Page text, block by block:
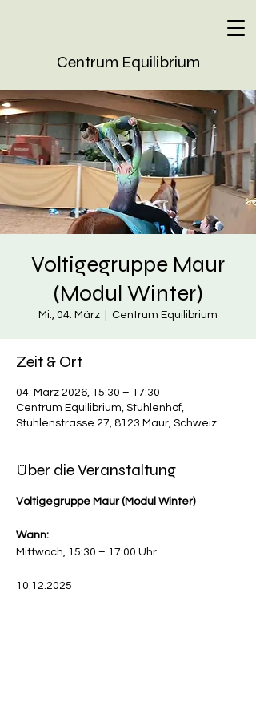
Centrum Equilibrium
Voltigegruppe Maur
(Modul Winter)
Mi., 04. März Centrum Equilibrium
Zeit & Ort
04. März 2026, 15:30 – 17:30
Centrum Equilibrium, Stuhlenhof,
Stuhlenstrasse 27, 8123 Maur, Schweiz
Über die Veranstaltung
Voltigegruppe Maur (Modul Winter)
Wann:
Mittwoch, 15:30 – 17:00 Uhr
10.12.2025